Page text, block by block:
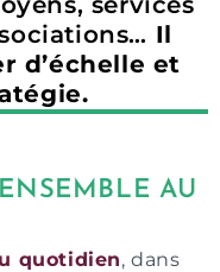
Il
d’échelle et
AU
quotidien, dans